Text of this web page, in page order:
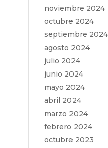
noviembre 2024
octubre 2024
septiembre 2024
agosto 2024
julio 2024
junio 2024
mayo 2024
abril 2024
marzo 2024
febrero 2024
octubre 2023